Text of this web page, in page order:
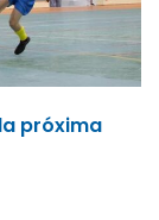
próxima